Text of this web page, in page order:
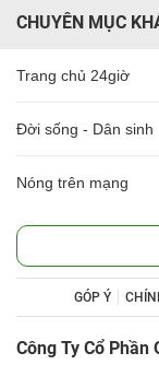
CHUYÊN MỤC
Trang chủ 24giờ
Đời sống - Dân sinh
Nóng trên mạng
GÓP Ý
Công Ty Cổ Phần